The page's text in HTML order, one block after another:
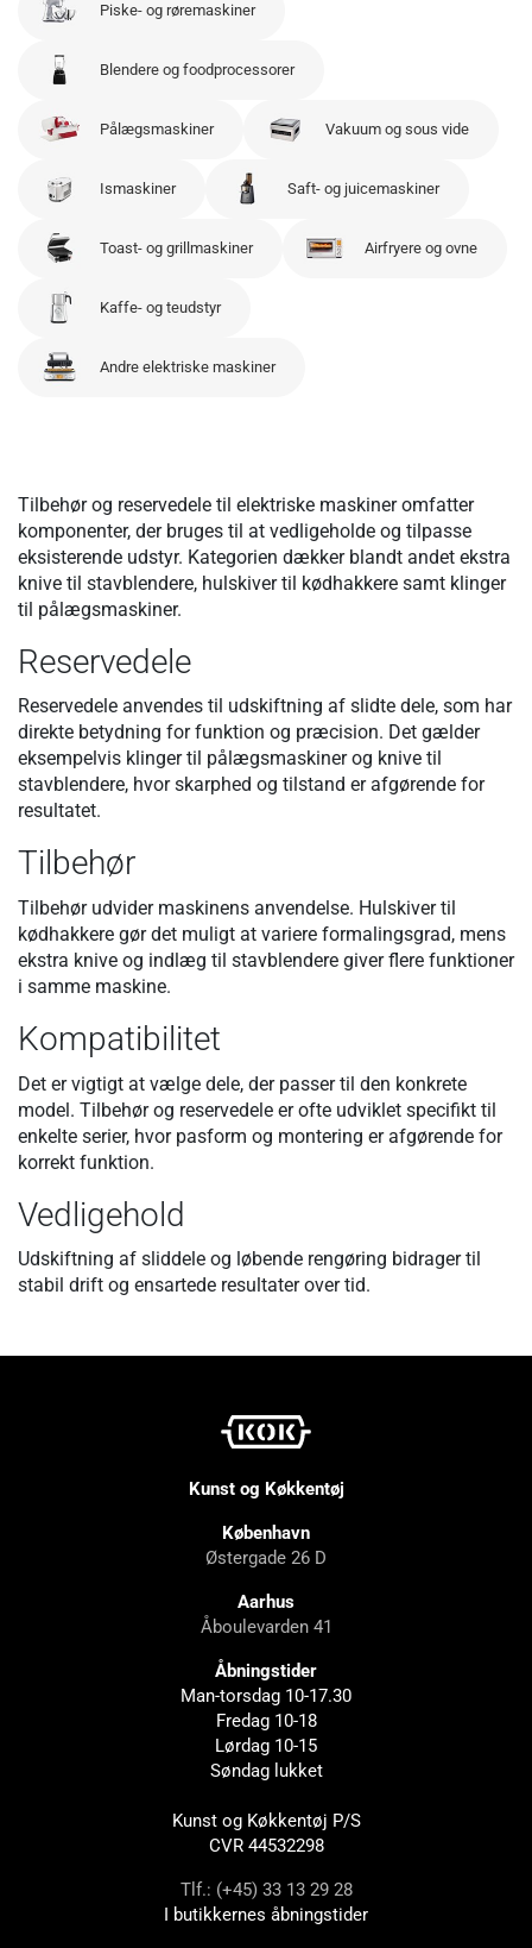
Piske- og røremaskiner
Blendere og foodprocessorer
Pålægsmaskiner Vakuum og sous vide
Ismaskiner Saft- og juicemaskiner
Toast- og grillmaskiner Airfryere og ovne
Kaffe- og teudstyr
Andre elektriske maskiner
Tilbehør og reservedele til elektriske maskiner omfatter
komponenter, der bruges til at vedligeholde og tilpasse
eksisterende udstyr. Kategorien dækker blandt andet ekstra
knive til stavblendere, hulskiver til kødhakkere samt klinger
til pålægsmaskiner.
Reservedele
Reservedele anvendes til udskiftning af slidte dele, som har
direkte betydning for funktion og præcision. Det gælder
eksempelvis klinger til pålægsmaskiner og knive til
stavblendere, hvor skarphed og tilstand er afgørende for
resultatet.
Tilbehør
Tilbehør udvider maskinens anvendelse. Hulskiver til
kødhakkere gør det muligt at variere formalingsgrad, mens
ekstra knive og indlæg til stavblendere giver flere funktioner
i samme maskine.
Kompatibilitet
Det er vigtigt at vælge dele, der passer til den konkrete
model. Tilbehør og reservedele er ofte udviklet specifikt til
enkelte serier, hvor pasform og montering er afgørende for
korrekt funktion.
Vedligehold
Udskiftning af sliddele og løbende rengøring bidrager til
stabil drift og ensartede resultater over tid.
Kunst og Køkkentøj
København
Østergade 26 D
Aarhus
Åboulevarden 41
Åbningstider
Man-torsdag 10-17.30
Fredag 10-18
Lørdag 10-15
Søndag lukket
Kunst og Køkkentøj P/S
CVR 44532298
Tlf.: (+45) 33 13 29 28
I butikkernes åbningstider